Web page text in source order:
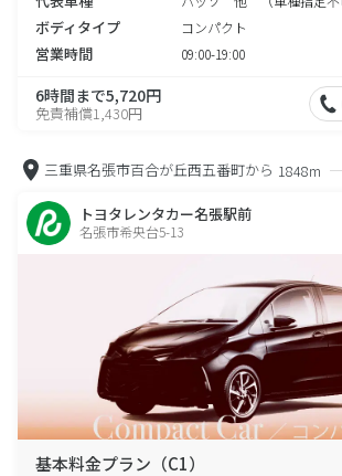
ボディタイプ コンパクト
営業時間 09:00-19:00
6時間まで5,720円
免責補償1,430円
三重県名張市百合が丘西五番町から 1848m
トヨタレンタカー名張駅前
名張市希央台5-13
基本料金プラン（C1）